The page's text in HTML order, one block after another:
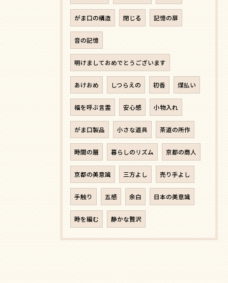
がま口の構造 閉じる 記憶の扉
音の記憶
明けましておめでとうございます
あけおめ しつらえの 初香 煤払い
福を呼ぶ言霊 安心感 小物入れ
がま口製品 小さな道具 茶道の所作
時間の層 暮らしのリズム 京都の商人
京都の美意識 三方よし 売り手よし
手触り 五感 余白 日本の美意識
時を編む 静かな贅沢